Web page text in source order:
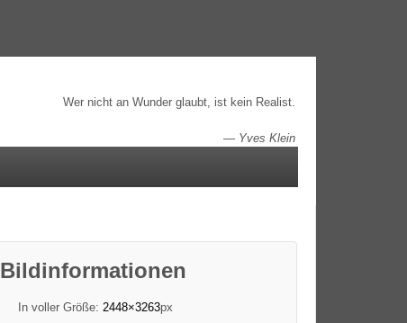
Wer nicht an Wunder glaubt, ist kein Realist.
— Yves Klein
Bildinformationen
In voller Größe: 2448×3263px